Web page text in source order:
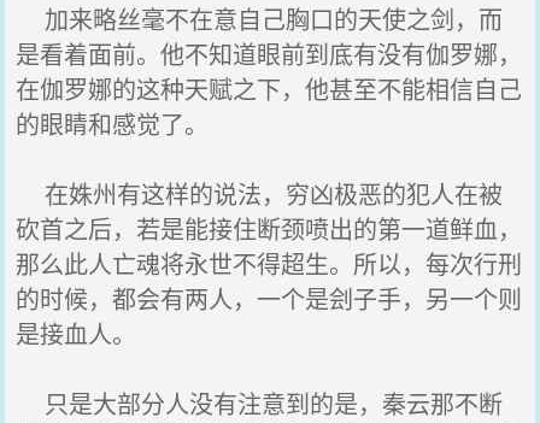
加来略丝毫不在意自己胸口的天使之剑，而
是看着面前。他不知道眼前到底有没有伽罗娜，
在伽罗娜的这种天赋之下，他甚至不能相信自己
的眼睛和感觉了。
在姝州有这样的说法，穷凶极恶的犯人在被
砍首之后，若是能接住断颈喷出的第一道鲜血，
那么此人亡魂将永世不得超生。所以，每次行刑
的时候，都会有两人，一个是刽子手，另一个则
是接血人。
只是大部分人没有注意到的是，秦云那不断